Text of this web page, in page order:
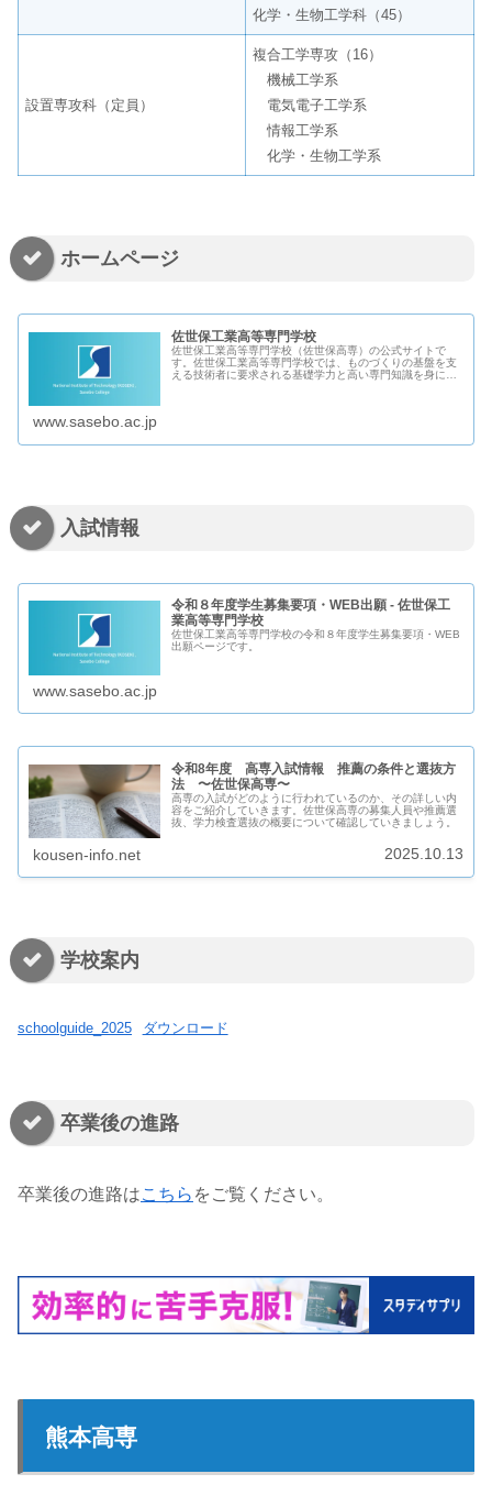
化学・生物工学科（45）
設置専攻科（定員）
複合工学専攻（16）
機械工学系
電気電子工学系
情報工学系
化学・生物工学系
ホームページ
佐世保工業高等専門学校
佐世保工業高等専門学校（佐世保高専）の公式サイトで
す。佐世保工業高等専門学校では、ものづくりの基盤を支
える技術者に要求される基礎学力と高い専門知識を身につ
www.sasebo.ac.jp
入試情報
令和８年度学生募集要項・WEB出願 - 佐世保工
業高等専門学校
佐世保工業高等専門学校の令和８年度学生募集要項・WEB
出願ページです。
www.sasebo.ac.jp
令和8年度 高専入試情報 推薦の条件と選抜方
法 〜佐世保高専〜
高専の入試がどのように行われているのか、その詳しい内
容をご紹介していきます。佐世保高専の募集人員や推薦選
抜、学力検査選抜の概要について確認していきましょう。
kousen-info.net 2025.10.13
学校案内
schoolguide_2025 ダウンロード
卒業後の進路
卒業後の進路はこちら をご覧ください。
熊本高専